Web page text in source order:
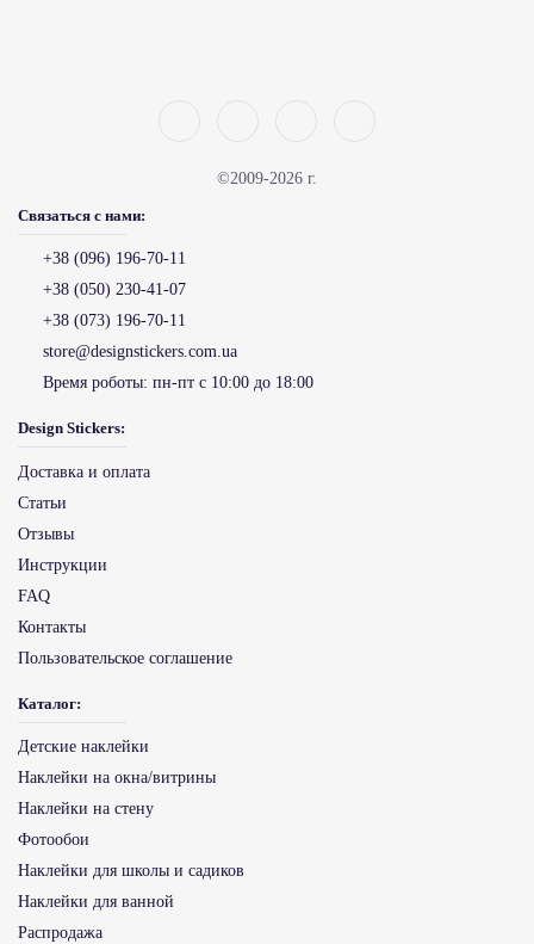
©2009-2026 г.
Связаться с нами:
+38 (096) 196-70-11
+38 (050) 230-41-07
+38 (073) 196-70-11
store@designstickers.com.ua
Время роботы: пн-пт с 10:00 до 18:00
Design Stickers:
Доставка и оплата
Статьи
Отзывы
Инструкции
FAQ
Контакты
Пользовательское соглашение
Каталог:
Детские наклейки
Наклейки на окна/витрины
Наклейки на стену
Фотообои
Наклейки для школы и садиков
Наклейки для ванной
Распродажа